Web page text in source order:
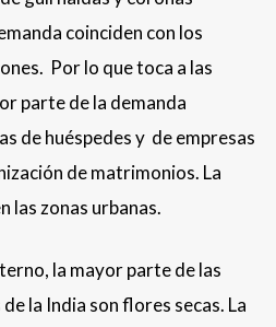
coinciden con los
Por lo que toca a las
parte de la demanda
de huéspedes y de empresas
de matrimonios. La
las zonas urbanas.
la mayor parte de las
la India son flores secas. La